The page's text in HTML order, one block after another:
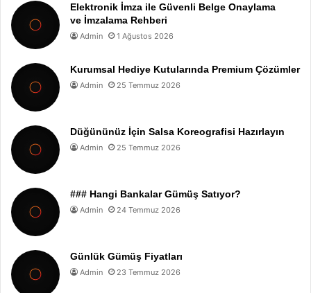
Elektronik İmza ile Güvenli Belge Onaylama
ve İmzalama Rehberi
Admin 1 Ağustos 2026
Kurumsal Hediye Kutularında Premium Çözümler
Admin 25 Temmuz 2026
Düğününüz İçin Salsa Koreografisi Hazırlayın
Admin 25 Temmuz 2026
### Hangi Bankalar Gümüş Satıyor?
Admin 24 Temmuz 2026
Günlük Gümüş Fiyatları
Admin 23 Temmuz 2026